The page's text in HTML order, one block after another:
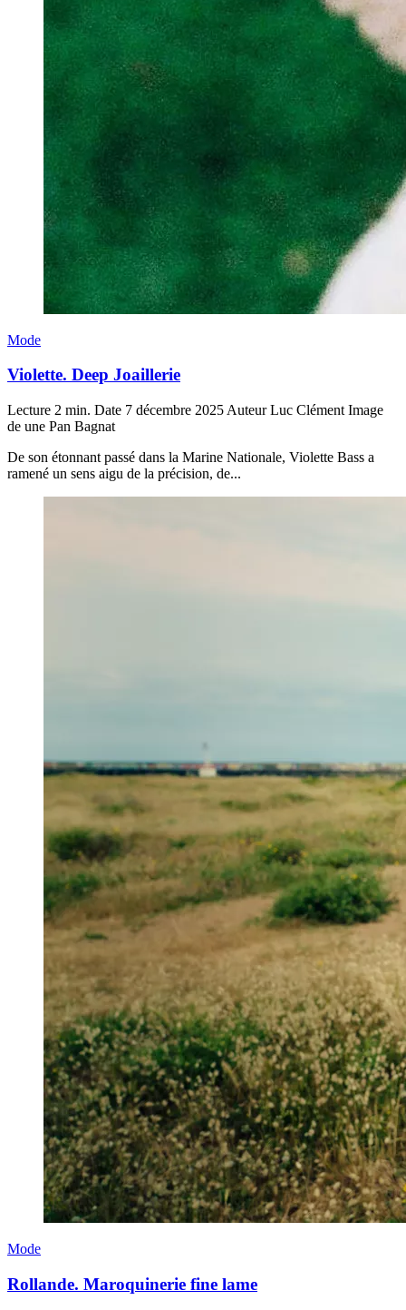
Mode
Violette. Deep Joaillerie
Lecture 2 min. Date 7 décembre 2025 Auteur Luc Clément Image
de une Pan Bagnat
De son étonnant passé dans la Marine Nationale, Violette Bass a
ramené un sens aigu de la précision, de...
Mode
Rollande. Maroquinerie fine lame